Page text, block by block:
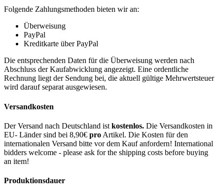
Folgende Zahlungsmethoden bieten wir an:
Überweisung
PayPal
Kreditkarte über PayPal
Die entsprechenden Daten für die Überweisung werden nach
Abschluss der Kaufabwicklung angezeigt. Eine ordentliche
Rechnung liegt der Sendung bei, die aktuell gültige Mehrwertsteuer
wird darauf separat ausgewiesen.
Versandkosten
Der Versand nach Deutschland ist kostenlos. Die Versandkosten in
EU- Länder sind bei 8,90€ pro Artikel. Die Kosten für den
internationalen Versand bitte vor dem Kauf anfordern! International
bidders welcome - please ask for the shipping costs before buying
an item!
Produktionsdauer